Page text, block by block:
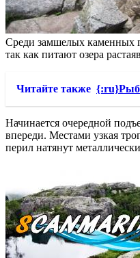
Среди замшелых каменных
так как питают озера
Читайте также
Начинается очередной
впереди. Местами узкая
перил натянут